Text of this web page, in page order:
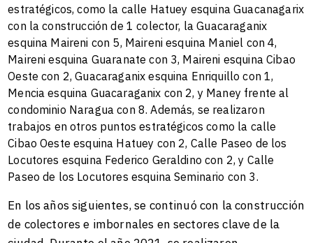
estratégicos, como la calle Hatuey esquina Guacanagarix
con la construcción de 1 colector, la Guacaraganix
esquina Maireni con 5, Maireni esquina Maniel con 4,
Maireni esquina Guaranate con 3, Maireni esquina Cibao
Oeste con 2, Guacaraganix esquina Enriquillo con 1,
Mencia esquina Guacaraganix con 2, y Maney frente al
condominio Naragua con 8. Además, se realizaron
trabajos en otros puntos estratégicos como la calle
Cibao Oeste esquina Hatuey con 2, Calle Paseo de los
Locutores esquina Federico Geraldino con 2, y Calle
Paseo de los Locutores esquina Seminario con 3.
En los años siguientes, se continuó con la construcción
de colectores e imbornales en sectores clave de la